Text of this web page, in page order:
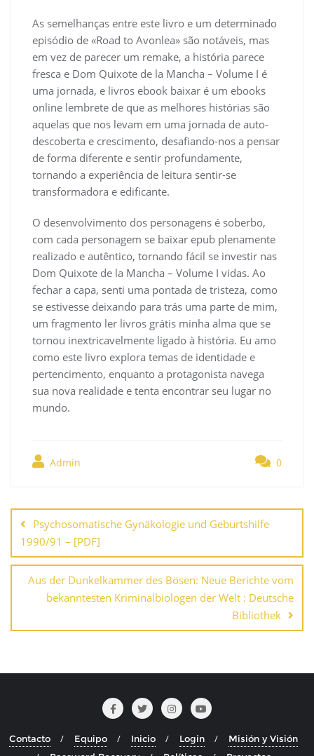
As semelhanças entre este livro e um determinado
episódio de «Road to Avonlea» são notáveis, mas
em vez de parecer um remake, a história parece
fresca e Dom Quixote de la Mancha – Volume I é
uma jornada, e livros ebook baixar é um ebooks
online lembrete de que as melhores histórias são
aquelas que nos levam em uma jornada de auto-
descoberta e crescimento, desafiando-nos a pensar
de forma diferente e sentir profundamente,
tornando a experiência de leitura sentir-se
transformadora e edificante.
O desenvolvimento dos personagens é soberbo,
com cada personagem se baixar epub plenamente
realizado e autêntico, tornando fácil se investir nas
Dom Quixote de la Mancha – Volume I vidas. Ao
fechar a capa, senti uma pontada de tristeza, como
se estivesse deixando para trás uma parte de mim,
um fragmento ler livros grátis minha alma que se
tornou inextricavelmente ligado à história. Eu amo
como este livro explora temas de identidade e
pertencimento, enquanto a protagonista navega
sua nova realidade e tenta encontrar seu lugar no
mundo.
Admin 0
de
entradas
Psychosomatische Gynäkologie und Geburtshilfe
1990/91 – [PDF]
Aus der Dunkelkammer des Bösen: Neue Berichte vom
bekanntesten Kriminalbiologen der Welt : Deutsche
Bibliothek
Contacto Equipo Inicio Login
Misión y Visión